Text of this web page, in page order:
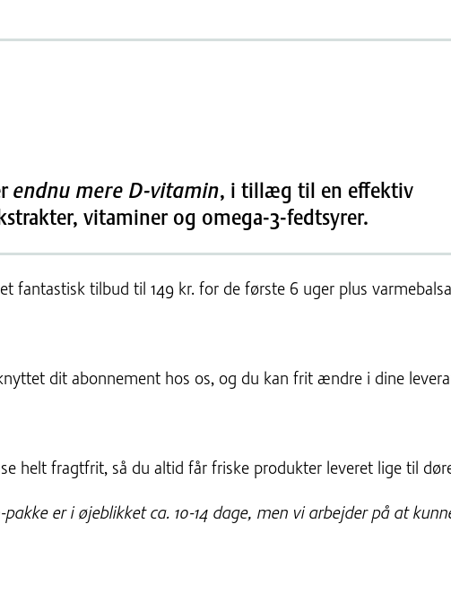
endnu mere D-vitamin, i tillæg til en effektiv
vitaminer og omega-3-fedtsyrer.
fantastisk tilbud til 149 kr. for de første 6 uger plus
dit abonnement hos os, og du kan frit ændre i dine
helt fragtfrit, så du altid får friske produkter leveret lige til
er i øjeblikket ca. 10-14 dage, men vi arbejder på at